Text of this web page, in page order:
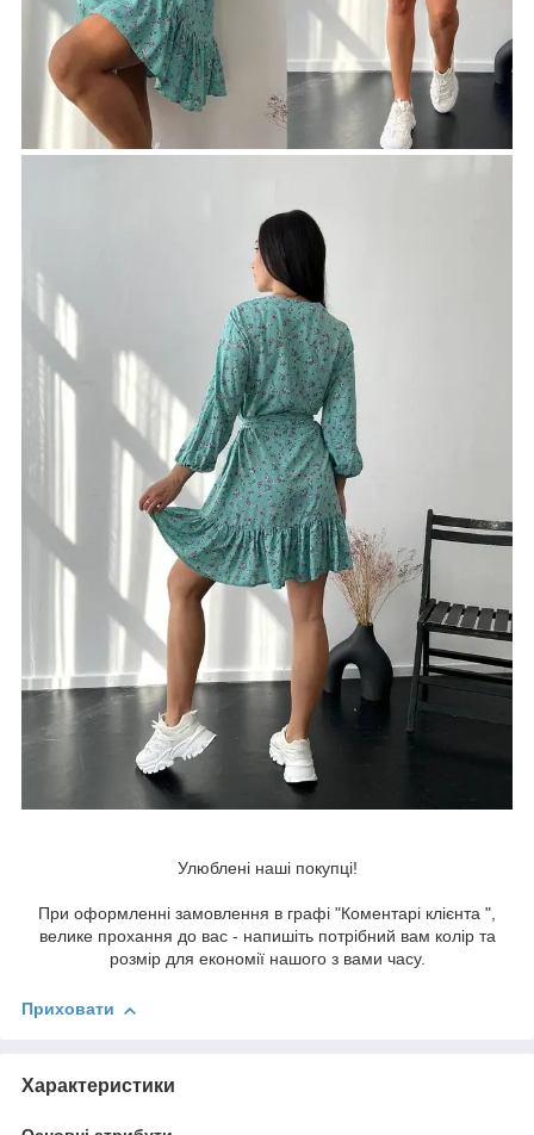
Улюблені наші покупці!
При оформленні замовлення в графі "Коментарі клієнта ",
велике прохання до вас - напишіть потрібний вам колір та
розмір для економії нашого з вами часу.
Приховати
Характеристики